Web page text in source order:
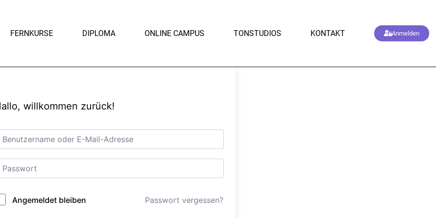
FERNKURSE DIPLOMA ONLINE CAMPUS TONSTUDIOS KONTAKT Anmelden
willkommen zurück!
Angemeldet bleiben Passwort vergessen?